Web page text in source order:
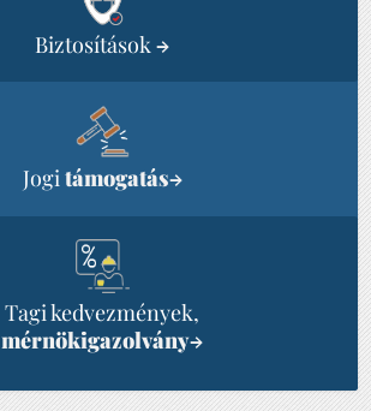
Biztosítások→
Jogitámogatás→
Tagi kedvezmények,
mérnökigazolvány→